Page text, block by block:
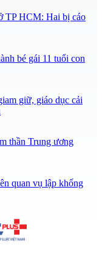
TP HCM: Hai bị cáo
bé gái 11 tuổi con
giữ, giáo dục cải
thần Trung ương
quan vụ lập khống